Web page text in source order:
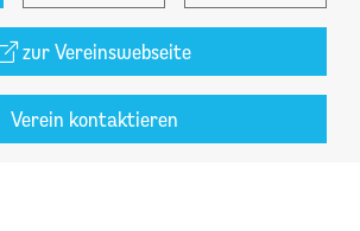
zur Vereinswebseite
Verein kontaktieren